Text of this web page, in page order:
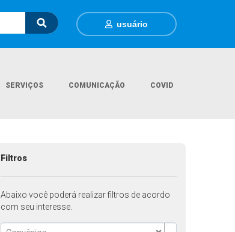
usuário
SERVIÇOS COMUNICAÇÃO COVID
Filtros
Abaixo você poderá realizar filtros de acordo
com seu interesse.